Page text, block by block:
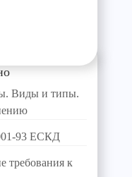
Виды и типы.
93 ЕСКД
к